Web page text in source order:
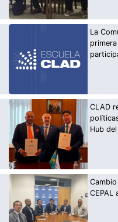
La
CLAD
Hub
CEPAL